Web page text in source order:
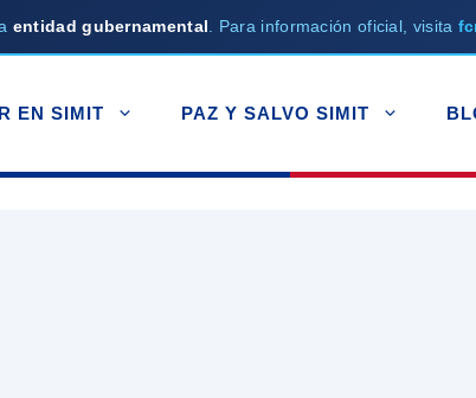
entidad gubernamental . Para información oficial, visita
EN SIMIT PAZ Y SALVO SIMIT